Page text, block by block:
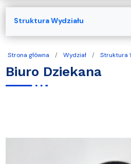
Strona główna Wydział Struktura
Biuro Dziekana
Struktura Wydziału